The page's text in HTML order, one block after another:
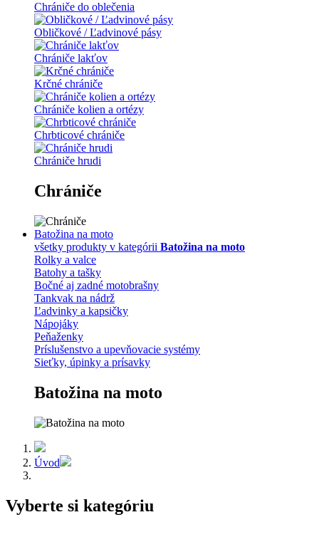
Chrániče do oblečenia
Obličkové / Ľadvinové pásy
Chrániče lakťov
Krčné chrániče
Chrániče kolien a ortézy
Chrbticové chrániče
Chrániče hrudi
Chrániče
Batožina na moto
všetky produkty v kategórii Batožina na moto
Rolky a valce
Batohy a tašky
Bočné aj zadné motobrašny
Tankvak na nádrž
Ľadvinky a kapsičky
Nápojáky
Peňaženky
Príslušenstvo a upevňovacie systémy
Sieťky, úpinky a prísavky
Batožina na moto
Úvod
Vyberte si kategóriu